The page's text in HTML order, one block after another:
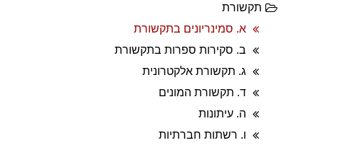
תקשורת
א. סמינריונים בתקשורת
ב. סקירות ספרות בתקשורת
ג. תקשורת אלקטרונית
ד. תקשורת המונים
ה. עיתונות
ו. רשתות חברתיות